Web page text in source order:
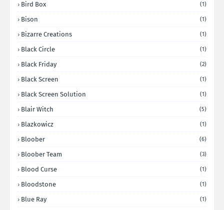
Bird Box (1)
Bison (1)
Bizarre Creations (1)
Black Circle (1)
Black Friday (2)
Black Screen (1)
Black Screen Solution (1)
Blair Witch (5)
Blazkowicz (1)
Bloober (6)
Bloober Team (3)
Blood Curse (1)
Bloodstone (1)
Blue Ray (1)